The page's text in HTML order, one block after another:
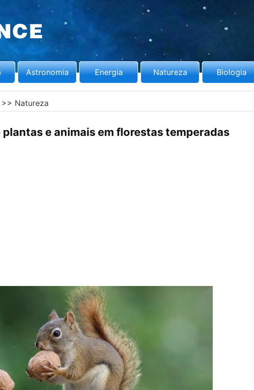
Astronomia Energia Natureza Biologia
Natureza
e animais em florestas temperadas